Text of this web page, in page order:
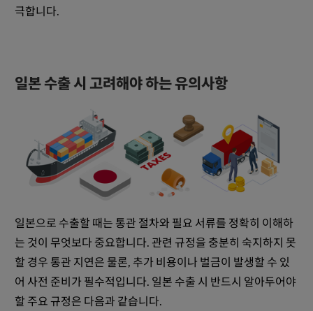
극합니다.
일본 수출 시 고려해야 하는 유의사항
일본으로 수출할 때는 통관 절차와 필요 서류를 정확히 이해하
는 것이 무엇보다 중요합니다. 관련 규정을 충분히 숙지하지 못
할 경우 통관 지연은 물론, 추가 비용이나 벌금이 발생할 수 있
어 사전 준비가 필수적입니다. 일본 수출 시 반드시 알아두어야
할 주요 규정은 다음과 같습니다.